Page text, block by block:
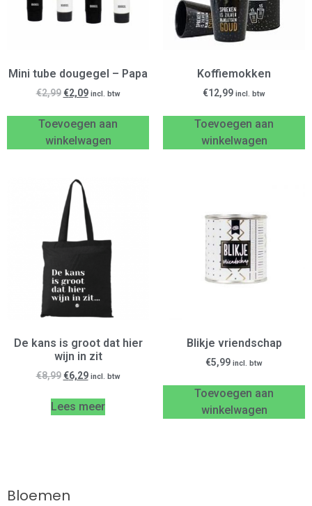
Mini tube dougegel – Papa
€2,99 €2,09 incl. btw
Toevoegen aan
winkelwagen
Koffiemokken
€12,99 incl. btw
Toevoegen aan
winkelwagen
De kans is groot dat hier
wijn in zit
€8,99 €6,29 incl. btw
Lees meer
Blikje vriendschap
€5,99 incl. btw
Toevoegen aan
winkelwagen
Bloemen